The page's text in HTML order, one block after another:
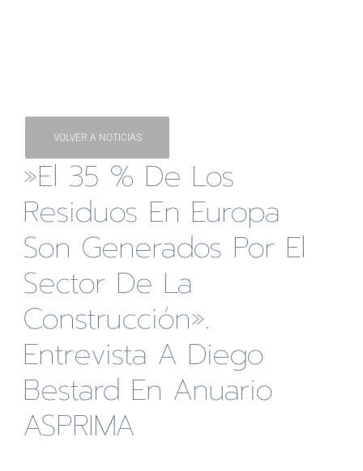
VOLVER A NOTICIAS
»El 35 % De Los
Residuos En Europa
Son Generados Por El
Sector De La
Construcción».
Entrevista A Diego
Bestard En Anuario
ASPRIMA